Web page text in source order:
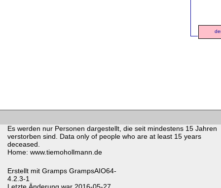
Es werden nur Personen dargestellt, die seit mindestens 15 Jahren
verstorben sind. Data only of people who are at least 15 years
deceased.
Home: www.tiemohollmann.de
Erstellt mit Gramps GrampsAIO64-
4.2.3-1
Letzte Änderung war 2016-05-27